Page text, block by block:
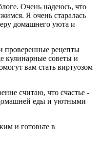
Очень надеюсь, что
Я очень старалась
домашнего уюта и
проверенные рецепты
кулинарные советы и
вам стать виртуозом
считаю, что счастье -
еды и уютными
и готовьте в